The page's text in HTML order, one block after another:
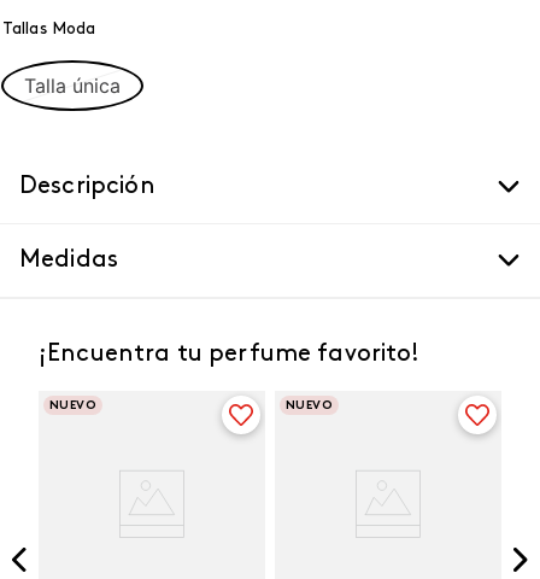
Tallas Moda
Talla única
Descripción
Medidas
¡Encuentra tu perfume favorito!
NUEVO NUEVO